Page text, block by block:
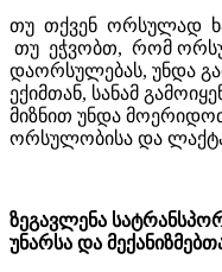
თუ თქვენ ორსულად
თუ ეჭვობთ, რომ
დაორსულებას, უნდა
ექიმთან, სანამ
მიზნით უნდა
ორსულობისა და
ზეგავლენა
უნარსა და